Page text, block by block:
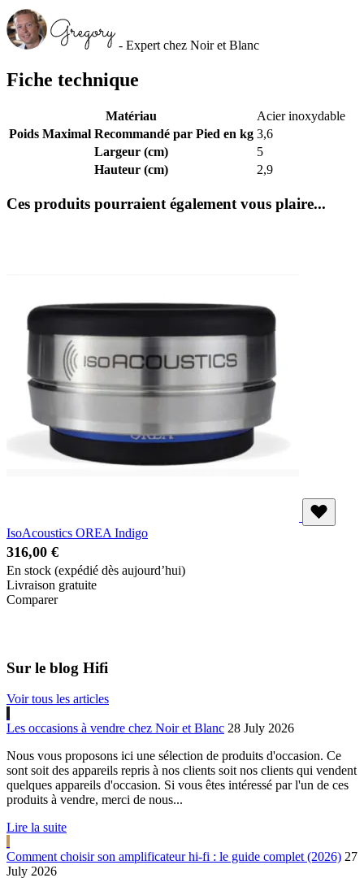
Fiche technique
Matériau
Acier inoxydable
Poids Maximal Recommandé par Pied en kg 3,6
Largeur (cm)
5
Hauteur (cm)
2,9
- Expert chez Noir et Blanc
Ces produits pourraient également vous plaire...
IsoAcoustics OREA Indigo
316,00 €
En stock (expédié dès aujourd’hui)
Livraison gratuite
Comparer
Sur le blog Hifi
Voir tous les articles
Les occasions à vendre chez Noir et Blanc 28 July 2026
Nous vous proposons ici une sélection de produits d'occasion. Ce
sont soit des appareils repris à nos clients soit nos clients qui vendent
quelques appareils d'occasion. Si vous êtes intéressé par l'un de ces
produits à vendre, merci de nous...
Lire la suite
Comment choisir son amplificateur hi-fi : le guide complet (2026) 27
July 2026